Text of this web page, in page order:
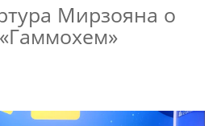
Мирзояна о